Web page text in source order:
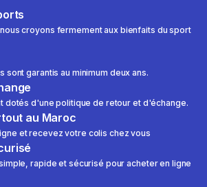
croyons fermement aux bienfaits du sport
sont garantis au minimum deux ans.
dotés d'une politique de retour et d'échange.
au Maroc
et recevez votre colis chez vous
rapide et sécurisé pour acheter en ligne